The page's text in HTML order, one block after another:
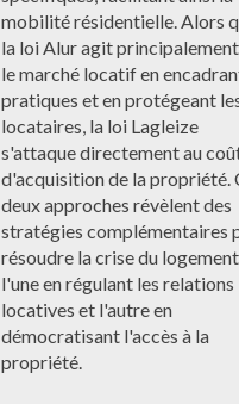
mobilité résidentielle. Alors
la loi Alur agit
le marché locatif en
pratiques et en protégeant
locataires, la loi Lagleize
s'attaque directement au
d'acquisition de la propriété.
deux approches révèlent des
stratégies complémentaires
résoudre la crise du
l'une en régulant les relations
locatives et l'autre en
démocratisant l'accès à la
propriété.